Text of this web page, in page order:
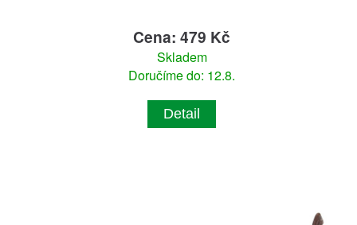
Cena: 479 Kč
Skladem
Doručíme do: 12.8.
Detail